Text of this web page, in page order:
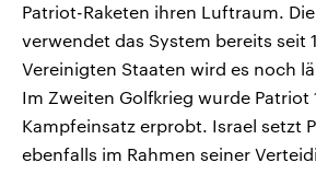
Patriot-Raketen ihren Luftraum.
verwendet das System bereits seit
Vereinigten Staaten wird es noch
Im Zweiten Golfkrieg wurde Patriot
Kampfeinsatz erprobt. Israel setzt
ebenfalls im Rahmen seiner